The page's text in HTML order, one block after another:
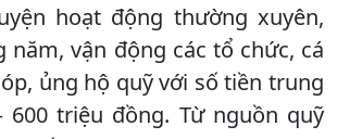
hoạt động thường xuyên,
năm, vận động các tổ chức, cá
ủng hộ quỹ với số tiền trung
600 triệu đồng. Từ nguồn quỹ